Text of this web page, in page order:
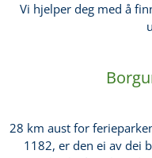
Vi hjelper deg med å
28 km aust for
1182, er den ei av dei